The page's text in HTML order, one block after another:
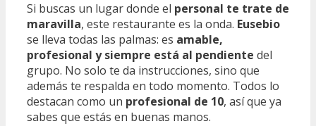
Si buscas un lugar donde el personal te trate de
maravilla, este restaurante es la onda. Eusebio
se lleva todas las palmas: es amable,
profesional y siempre está al pendiente del
grupo. No solo te da instrucciones, sino que
además te respalda en todo momento. Todos lo
destacan como un profesional de 10, así que ya
sabes que estás en buenas manos.